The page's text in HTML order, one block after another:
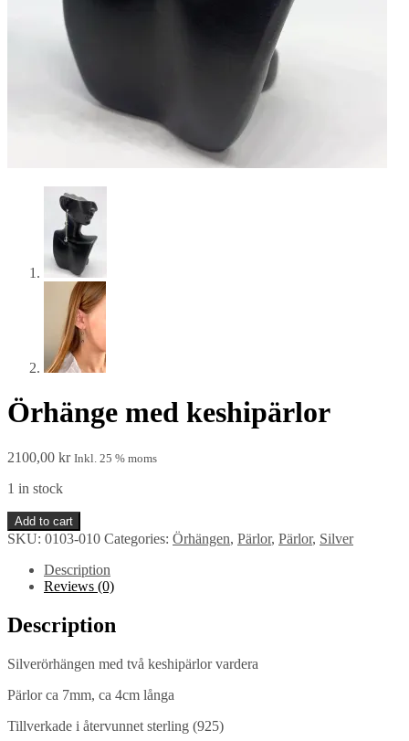
Örhänge med keshipärlor
2100,00 kr Inkl. 25 % moms
1 in stock
Örhänge
med
quantity
Add to cart
SKU: 0103-010 Categories: Örhängen, Pärlor, Pärlor, Silver
Description
Reviews (0)
Description
Silverörhängen med två keshipärlor vardera
Pärlor ca 7mm, ca 4cm långa
Tillverkade i återvunnet sterling (925)